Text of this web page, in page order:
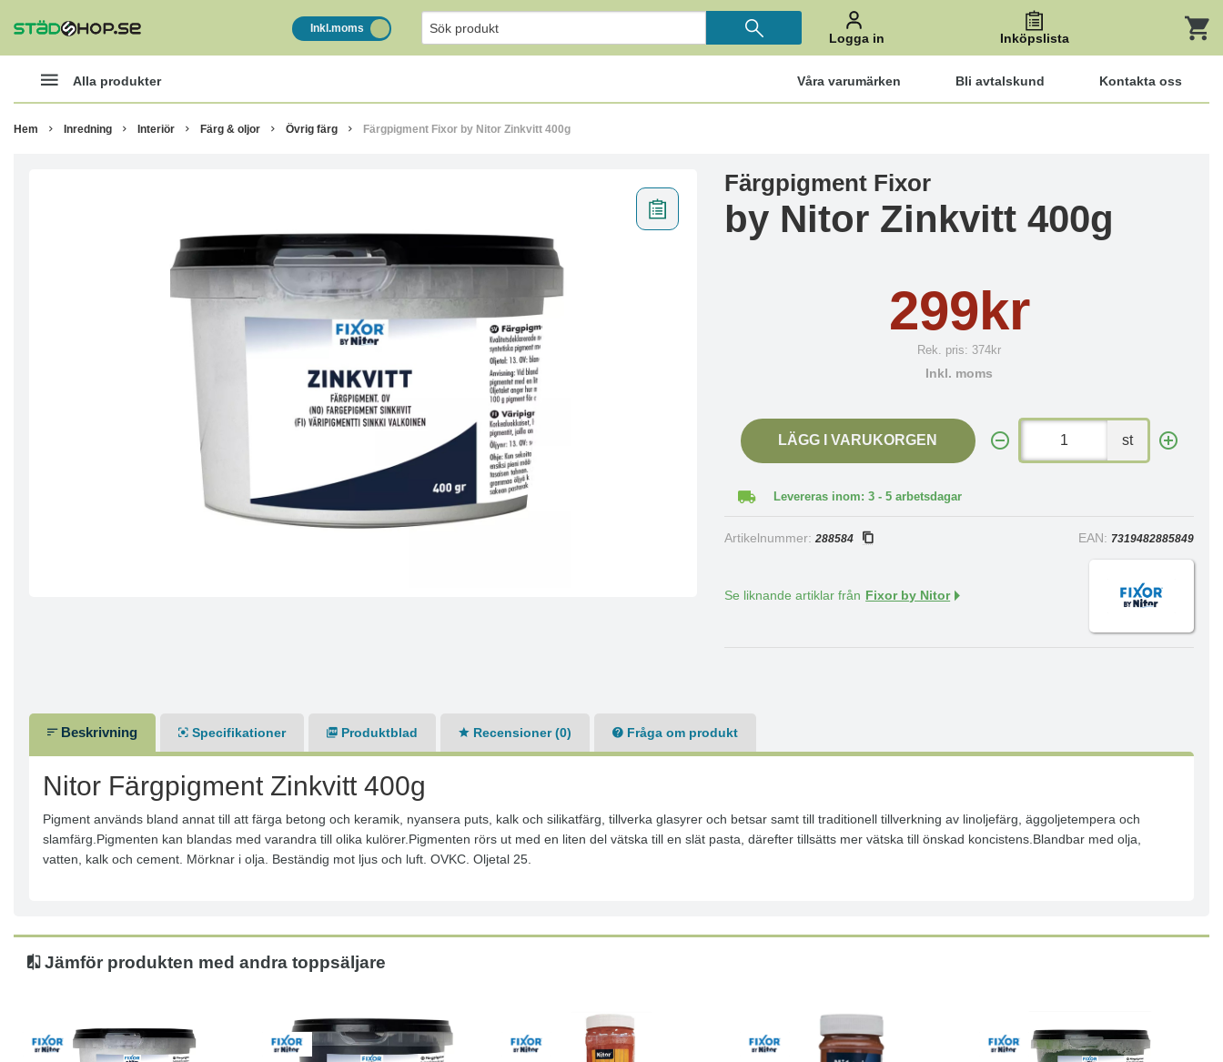
Inkl.moms
Logga in Inköpslista
Alla produkter Våra varumärken Bli avtalskund Kontakta oss
Hem Inredning Interiör Färg & oljor Övrig färg Färgpigment Fixor by Nitor Zinkvitt 400g
Färgpigment Fixor
by Nitor Zinkvitt 400g
299kr
Rek. pris: 374kr
Inkl. moms
LÄGG I VARUKORGEN st
Levereras inom: 3 - 5 arbetsdagar
Artikelnummer:288584 EAN: 7319482885849
Se liknande artiklar från Fixor by Nitor
Beskrivning Specifikationer Produktblad Recensioner (0) Fråga om produkt
Nitor Färgpigment Zinkvitt 400g
Pigment används bland annat till att färga betong och keramik, nyansera puts, kalk och silikatfärg, tillverka glasyrer och betsar samt till traditionell tillverkning av linoljefärg, äggoljetempera och
slamfärg.Pigmenten kan blandas med varandra till olika kulörer.Pigmenten rörs ut med en liten del vätska till en slät pasta, därefter tillsätts mer vätska till önskad koncistens.Blandbar med olja,
vatten, kalk och cement. Mörknar i olja. Beständig mot ljus och luft. OVKC. Oljetal 25.
Jämför produkten med andra toppsäljare